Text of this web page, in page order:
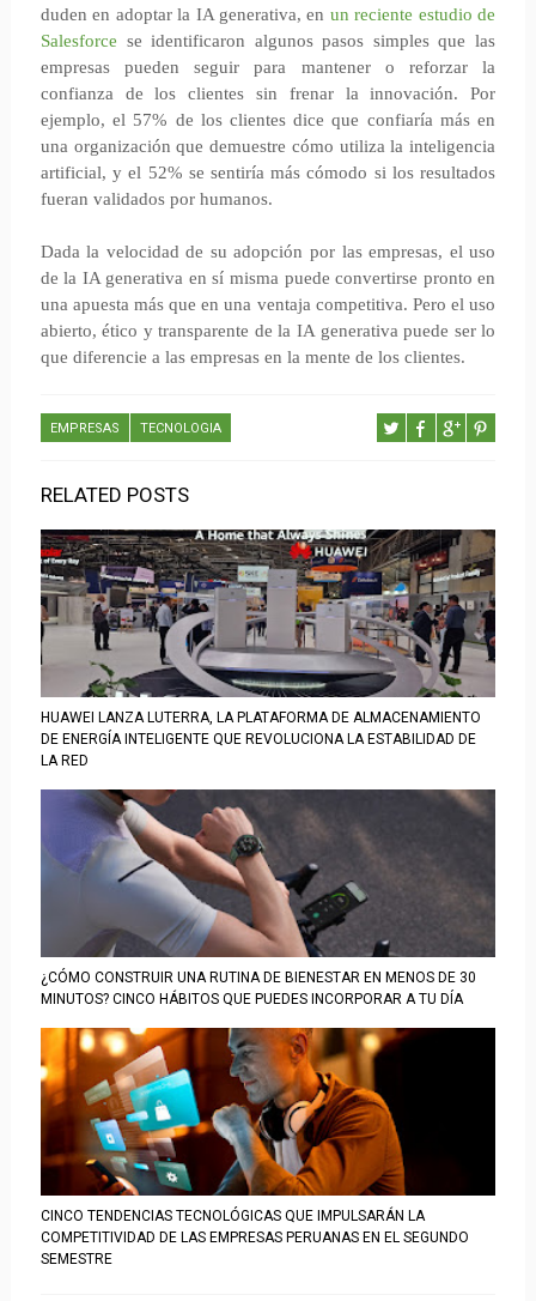
duden en adoptar la IA generativa, en un reciente estudio de
Salesforce se identificaron algunos pasos simples que las
empresas pueden seguir para mantener o reforzar la
confianza de los clientes sin frenar la innovación. Por
ejemplo, el 57% de los clientes dice que confiaría más en
una organización que demuestre cómo utiliza la inteligencia
artificial, y el 52% se sentiría más cómodo si los resultados
fueran validados por humanos.
Dada la velocidad de su adopción por las empresas, el uso
de la IA generativa en sí misma puede convertirse pronto en
una apuesta más que en una ventaja competitiva. Pero el uso
abierto, ético y transparente de la IA generativa puede ser lo
que diferencie a las empresas en la mente de los clientes.
EMPRESAS TECNOLOGIA
RELATED POSTS
HUAWEI LANZA LUTERRA, LA PLATAFORMA DE ALMACENAMIENTO
DE ENERGÍA INTELIGENTE QUE REVOLUCIONA LA ESTABILIDAD DE
LA RED
¿CÓMO CONSTRUIR UNA RUTINA DE BIENESTAR EN MENOS DE 30
MINUTOS? CINCO HÁBITOS QUE PUEDES INCORPORAR A TU DÍA
CINCO TENDENCIAS TECNOLÓGICAS QUE IMPULSARÁN LA
COMPETITIVIDAD DE LAS EMPRESAS PERUANAS EN EL SEGUNDO
SEMESTRE